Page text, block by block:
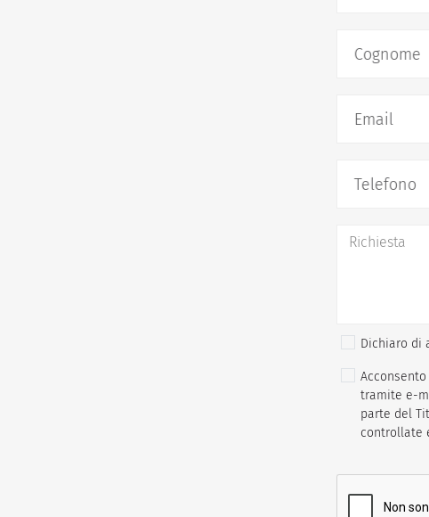
Cognome
Email
Telefono
Dichiaro di
tramite e-
parte del
controllate